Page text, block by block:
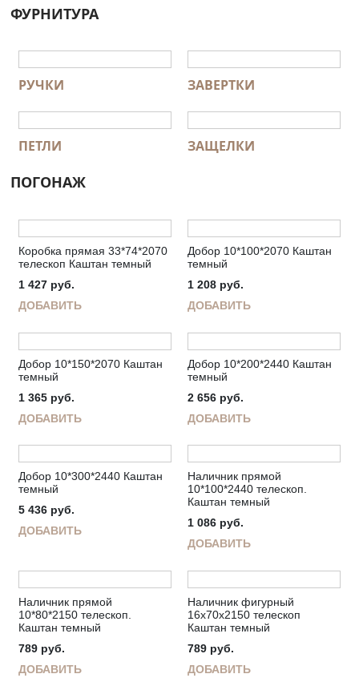
ФУРНИТУРА
РУЧКИ ЗАВЕРТКИ
ПЕТЛИ ЗАЩЕЛКИ
ПОГОНАЖ
Коробка прямая 33*74*2070
телескоп Каштан темный
1 427 руб.
ДОБАВИТЬ
Добор 10*100*2070 Каштан
темный
1 208 руб.
ДОБАВИТЬ
Добор 10*150*2070 Каштан
темный
1 365 руб.
ДОБАВИТЬ
Добор 10*200*2440 Каштан
темный
2 656 руб.
ДОБАВИТЬ
Добор 10*300*2440 Каштан
темный
5 436 руб.
ДОБАВИТЬ
Наличник прямой
10*100*2440 телескоп.
Каштан темный
1 086 руб.
ДОБАВИТЬ
Наличник прямой
10*80*2150 телескоп.
Каштан темный
789 руб.
ДОБАВИТЬ
Наличник фигурный
16х70х2150 телескоп
Каштан темный
789 руб.
ДОБАВИТЬ